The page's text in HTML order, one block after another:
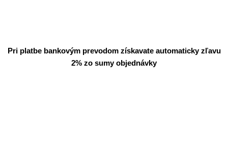
Pri platbe bankovým prevodom získavate automaticky zľavu
2% zo sumy objednávky